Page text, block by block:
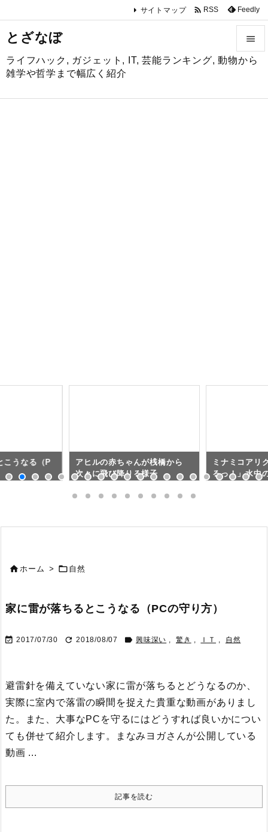
とざなぼ
ライフハック, ガジェット, IT, 芸能ランキング, 動物から
雑学や哲学まで幅広く紹介



サイトマップ  RSS Feedly
こうなる（P
アヒルの赤ちゃんが桟橋から
次々に飛び降りる様子
ミナミコアリ
るっ！」水中
ホーム >  自然
家に雷が落ちるとこうなる（PCの守り方）
 2017/07/30  2018/08/07  興味深い , 驚き , ＩＴ , 自然
避雷針を備えていない家に雷が落ちるとどうなるのか、
実際に室内で落雷の瞬間を捉えた貴重な動画がありまし
た。
また、大事なPCを守るにはどうすれば良いかについ
ても併せて紹介します。
まなみヨガさんが公開している
動画 ...
記事を読む